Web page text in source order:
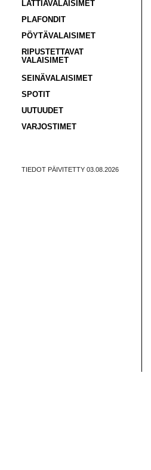
LATTIAVALAISIMET
PLAFONDIT
PÖYTÄVALAISIMET
RIPUSTETTAVAT
VALAISIMET
SEINÄVALAISIMET
SPOTIT
UUTUUDET
VARJOSTIMET
TIEDOT PÄIVITETTY 03.08.2026